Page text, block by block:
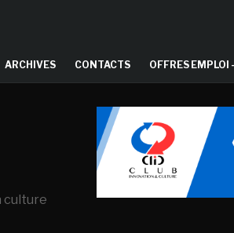
ARCHIVES CONTACTS OFFRES EMPLOI
culture